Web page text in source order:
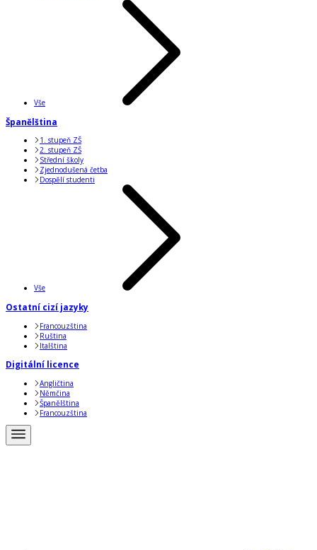
Vše
Španělština
1. stupeň ZŠ
2. stupeň ZŠ
Střední školy
Zjednodušená četba
Dospělí studenti
Vše
Ostatní cizí jazyky
Francouzština
Ruština
Italština
Digitální licence
Angličtina
Němčina
Španělština
Francouzština